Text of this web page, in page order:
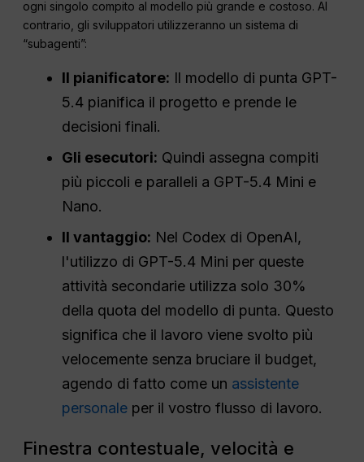
ogni singolo compito al modello più grande e costoso. Al
contrario, gli sviluppatori utilizzeranno un sistema di
“subagenti”:
Il pianificatore: Il modello di punta GPT-
5.4 pianifica il progetto e prende le
decisioni finali.
Gli esecutori: Quindi assegna compiti
più piccoli e paralleli a GPT-5.4 Mini e
Nano.
Il vantaggio: Nel Codex di OpenAI,
l'utilizzo di GPT-5.4 Mini per queste
attività secondarie utilizza solo 30%
della quota del modello di punta. Questo
significa che il lavoro viene svolto più
velocemente senza bruciare il budget,
agendo di fatto come un assistente
personale per il vostro flusso di lavoro.
Finestra contestuale, velocità e